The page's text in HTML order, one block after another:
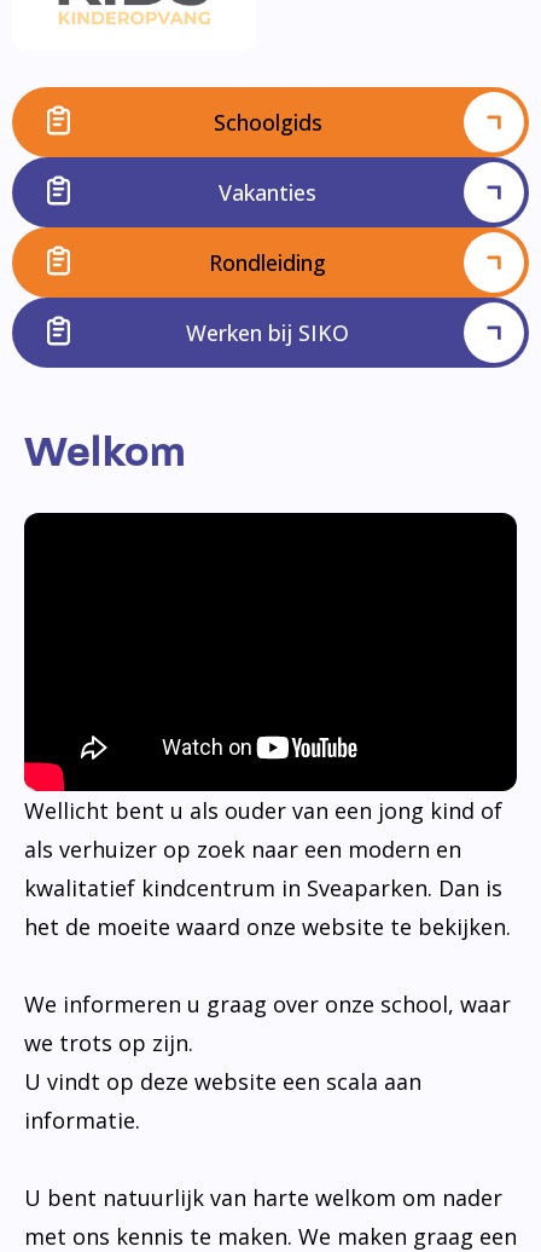
Schoolgids
Vakanties
Rondleiding
Werken bij SIKO
Welkom
Wellicht bent u als ouder van een jong kind of
als verhuizer op zoek naar een modern en
kwalitatief kindcentrum in Sveaparken. Dan is
het de moeite waard onze website te bekijken.
We informeren u graag over onze school, waar
we trots op zijn.
U vindt op deze website een scala aan
informatie.
U bent natuurlijk van harte welkom om nader
met ons kennis te maken. We maken graag een